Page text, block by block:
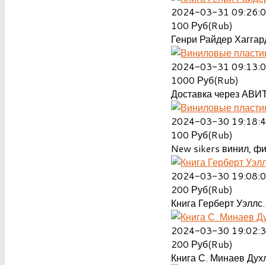
2024-03-31
100 Руб(Rub)
Генри Райдер
2024-03-31
1000 Руб(Rub)
Доставка через
2024-03-30
100 Руб(Rub)
New sikers винил,
2024-03-30
200 Руб(Rub)
Книга Герберт
2024-03-30
200 Руб(Rub)
Книга С. Минаев